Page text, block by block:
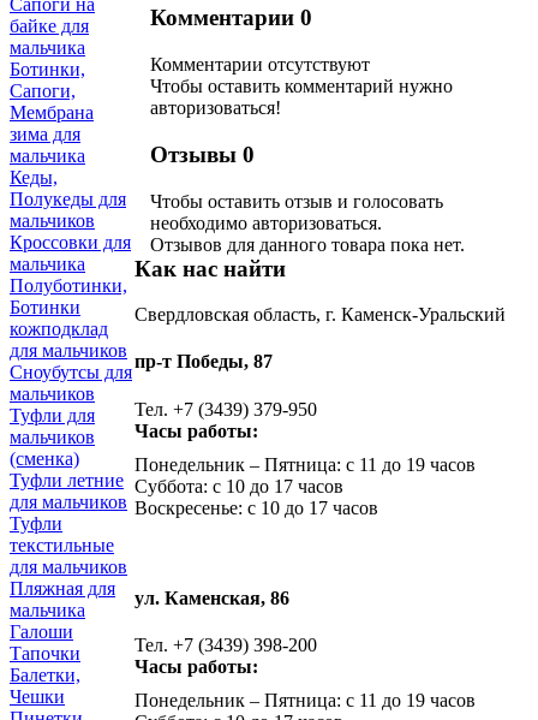
Комментарии 0
Комментарии отсутствуют
Чтобы оставить комментарий нужно
авторизоваться!
Отзывы 0
Чтобы оcтавить отзыв и голосовать
необходимо авторизоваться.
Отзывов для данного товара пока нет.
Сапоги на
байке для
мальчика
Ботинки,
Сапоги,
Мембрана
зима для
мальчика
Кеды,
Полукеды для
мальчиков
Кроссовки для
мальчика
Полуботинки,
Ботинки
кожподклад
для мальчиков
Сноубутсы для
мальчиков
Туфли для
мальчиков
(сменка)
Туфли летние
для мальчиков
Туфли
текстильные
для мальчиков
Пляжная для
мальчика
Галоши
Тапочки
Балетки,
Чешки
Как нас найти
Свердловская область, г. Каменск-Уральский
пр-т Победы, 87
Тел. +7 (3439) 379-950
Часы работы:
Понедельник – Пятница: с 11 до 19 часов
Суббота: с 10 до 17 часов
Воскресенье: с 10 до 17 часов
ул. Каменская, 86
Тел. +7 (3439) 398-200
Часы работы:
Понедельник – Пятница: с 11 до 19 часов